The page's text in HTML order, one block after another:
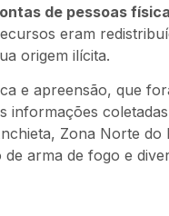
de pessoas
eram
origem ilícita.
e apreensão, que
informações
Zona Norte do
arma de fogo e